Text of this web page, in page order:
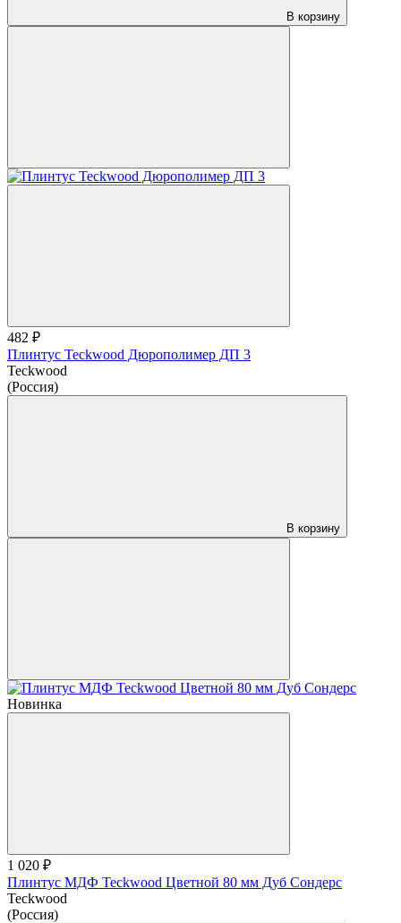
В корзину
482 ₽
Плинтус Teckwood Дюрополимер ДП 3
Teckwood
(Россия)
В корзину
Новинка
1 020 ₽
Плинтус МДФ Teckwood Цветной 80 мм Дуб Сондерс
Teckwood
(Россия)